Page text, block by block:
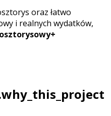
oraz łatwo
i realnych wydatków,